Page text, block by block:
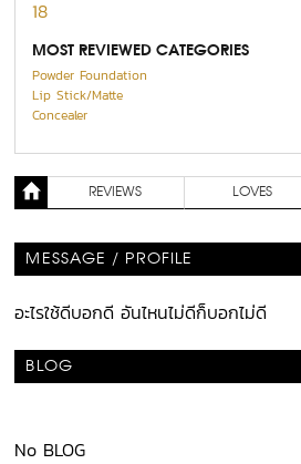
18
MOST REVIEWED CATEGORIES
Powder Foundation
Lip Stick/Matte
Concealer
REVIEWS LOVES
MESSAGE / PROFILE
อะไรใช้ดีบอกดี อันไหนไม่ดีก็บอกไม่ดี
BLOG
No BLOG